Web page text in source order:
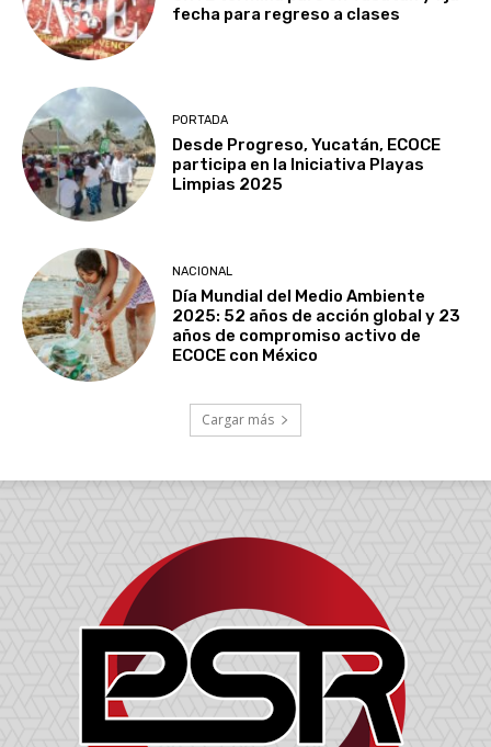
fecha para regreso a clases
PORTADA
Desde Progreso, Yucatán, ECOCE
participa en la Iniciativa Playas
Limpias 2025
NACIONAL
Día Mundial del Medio Ambiente
2025: 52 años de acción global y 23
años de compromiso activo de
ECOCE con México
Cargar más